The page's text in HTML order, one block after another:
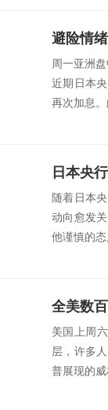
避险情
周一亚洲盘
近期日本
再次加息
随着日本
动向愈发
他谨慎的
美国上周
层，许多
普展现的